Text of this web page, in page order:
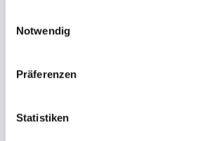
Notwendig
Präferenzen
Statistiken
Bullhamm 24-26, D-26441 Jever,
interessiert sein